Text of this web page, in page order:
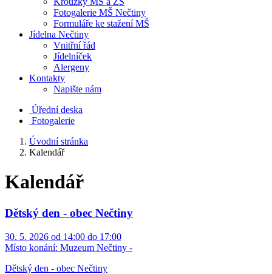
Fotogalerie MŠ Nečtiny
Formuláře ke stažení MŠ
Jídelna Nečtiny
Vnitřní řád
Jídelníček
Alergeny
Kontakty
Napište nám
Úřední deska
Fotogalerie
Úvodní stránka
Kalendář
Kalendář
Dětský den - obec Nečtiny
30. 5. 2026 od 14:00 do 17:00
Místo konání: Muzeum Nečtiny -
Dětský den - obec Nečtiny